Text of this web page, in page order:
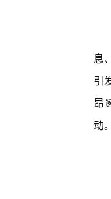
息
引
昂
动。